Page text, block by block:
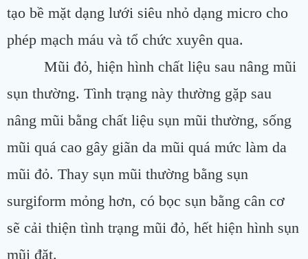
tạo bề mặt dạng lưới siêu nhỏ dạng micro cho
phép mạch máu và tổ chức xuyên qua.
Mũi đỏ, hiện hình chất liệu sau nâng mũi
sụn thường. Tình trạng này thường gặp sau
nâng mũi bằng chất liệu sụn mũi thường, sống
mũi quá cao gây giãn da mũi quá mức làm da
mũi đỏ. Thay sụn mũi thường bằng sụn
surgiform mỏng hơn, có bọc sụn bằng cân cơ
sẽ cải thiện tình trạng mũi đỏ, hết hiện hình sụn
mũi đặt.